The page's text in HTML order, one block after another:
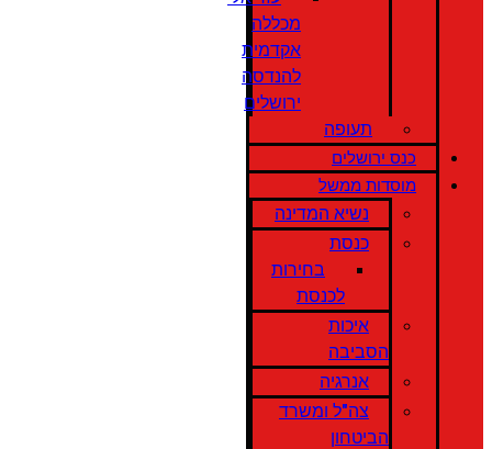
מכללה
אקדמית
להנדסה
ירושלים
תעופה
כנס ירושלים
מוסדות ממשל
נשיא המדינה
כנסת
בחירות
לכנסת
איכות
הסביבה
אנרגיה
צה"ל ומשרד
הביטחון